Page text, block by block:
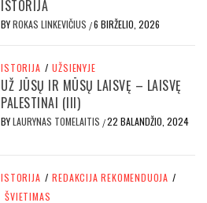
ISTORIJA
BYROKAS LINKEVIČIUS /6 BIRŽELIO, 2026
ISTORIJA / UŽSIENYJE
UŽ JŪSŲ IR MŪSŲ LAISVĘ – LAISVĘ
PALESTINAI (III)
BYLAURYNAS TOMELAITIS /22 BALANDŽIO, 2024
ISTORIJA / REDAKCIJA REKOMENDUOJA /
ŠVIETIMAS